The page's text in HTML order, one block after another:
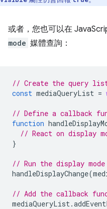
或者，您也可以在
mode 媒體查詢：
// Create the query
const mediaQueryList =
// Define a callback
function
// React on display
}
// Run the display mode
handleDisplayChange(
// Add the callback
mediaQueryList.